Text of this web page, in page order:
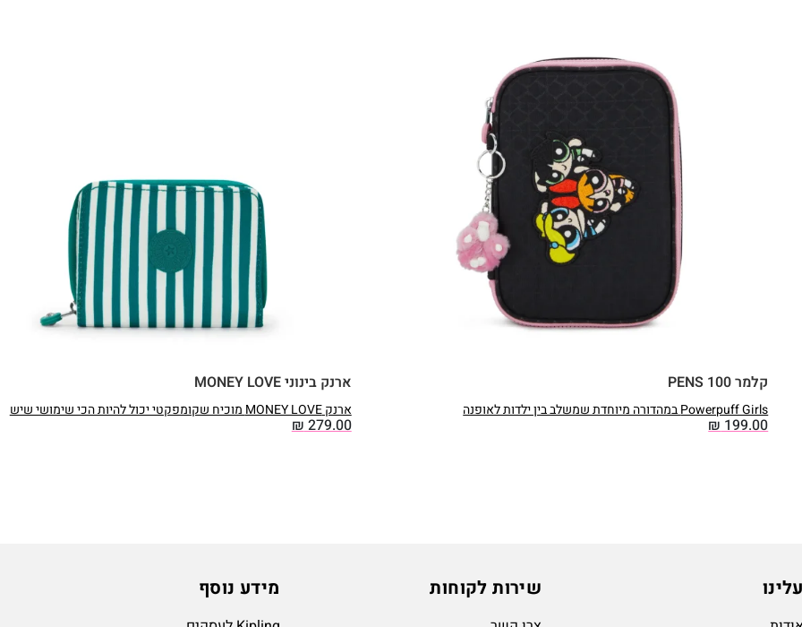
קלמר 100 PENS
Powerpuff Girls במהדורה מיוחדת שמשלב בין ילדות לאופנה
₪199.00
ארנק בינוני MONEY LOVE
ארנק MONEY LOVE מוכיח שקומפקטי יכול להיות הכי שימושי שיש
₪279.00
מידע נוסף שירות לקוחות